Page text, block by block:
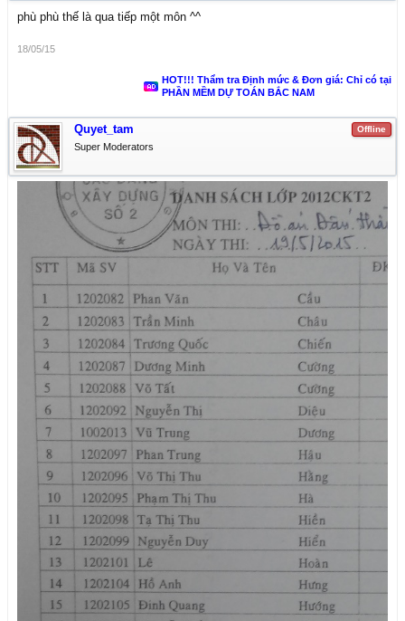
phù phù thế là qua tiếp một môn ^^
18/05/15
HOT!!! Thẩm tra Định mức & Đơn giá: Chỉ có tại
PHẦN MỀM DỰ TOÁN BẮC NAM
Offline
Quyet_tam
Super Moderators